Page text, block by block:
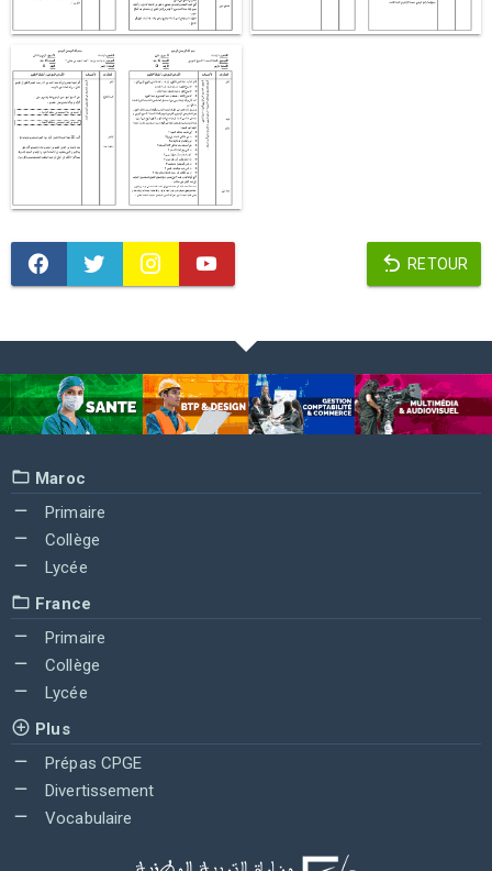
RETOUR
Maroc
Primaire
Collège
Lycée
France
Primaire
Collège
Lycée
Plus
Prépas CPGE
Divertissement
Vocabulaire